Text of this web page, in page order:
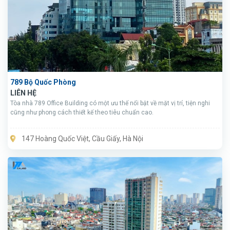
789 Bộ Quốc Phòng
LIÊN HỆ
Tòa nhà 789 Office Building có một ưu thế nổi bật về mặt vị trí, tiện nghi
cũng như phong cách thiết kế theo tiêu chuẩn cao.
147 Hoàng Quốc Việt, Cầu Giấy, Hà Nội